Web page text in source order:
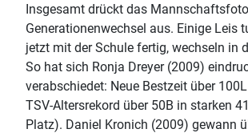
Insgesamt drückt das
Generationenwechsel aus. Einige Leis
jetzt mit der Schule fertig, wechseln in
So hat sich Ronja Dreyer (2009)
verabschiedet: Neue Bestzeit über
TSV-Altersrekord über 50B in starken
Platz). Daniel Kronich (2009) gewann